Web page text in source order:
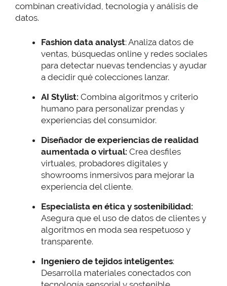
combinan creatividad, tecnología y análisis de
datos.
Fashion data analyst: Analiza datos de
ventas, búsquedas online y redes sociales
para detectar nuevas tendencias y ayudar
a decidir qué colecciones lanzar.
AI Stylist: Combina algoritmos y criterio
humano para personalizar prendas y
experiencias del consumidor.
Diseñador de experiencias de realidad
aumentada o virtual: Crea desfiles
virtuales, probadores digitales y
showrooms inmersivos para mejorar la
experiencia del cliente.
Especialista en ética y sostenibilidad:
Asegura que el uso de datos de clientes y
algoritmos en moda sea respetuoso y
transparente.
Ingeniero de tejidos inteligentes:
Desarrolla materiales conectados con